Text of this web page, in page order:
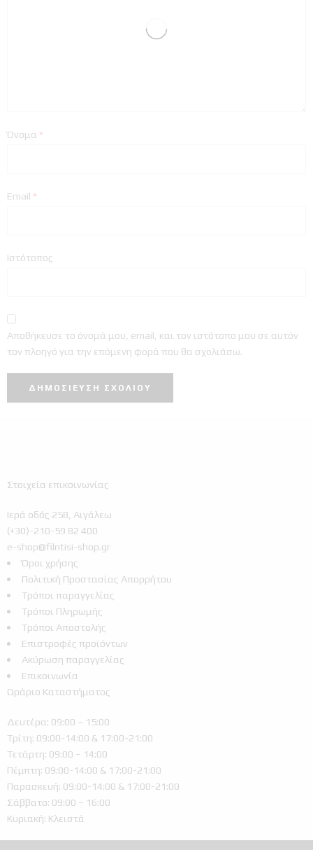
Όνομα *
Email *
Ιστότοπος
Αποθήκευσε το όνομά μου, email, και τον ιστότοπο μου σε αυτόν
τον πλοηγό για την επόμενη φορά που θα σχολιάσω.
Στοιχεία επικοινωνίας
Ιερά οδός 258, Αιγάλεω
(+30)-210-59 82 400
e-shop@filntisi-shop.gr
Όροι χρήσης
Πολιτική Προστασίας Απορρήτου
Τρόποι παραγγελίας
Τρόποι Πληρωμής
Τρόποι Αποστολής
Επιστροφές προϊόντων
Ακύρωση παραγγελίας
Επικοινωνία
Ωράριο Καταστήματος
Δευτέρα: 09:00 – 15:00
Τρίτη: 09:00-14:00 & 17:00-21:00
Τετάρτη: 09:00 – 14:00
Πέμπτη: 09:00-14:00 & 17:00-21:00
Παρασκευή: 09:00-14:00 & 17:00-21:00
Σάββατο: 09:00 – 16:00
Κυριακή: Κλειστά